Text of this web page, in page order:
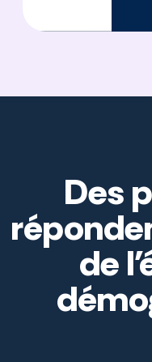
Des
de